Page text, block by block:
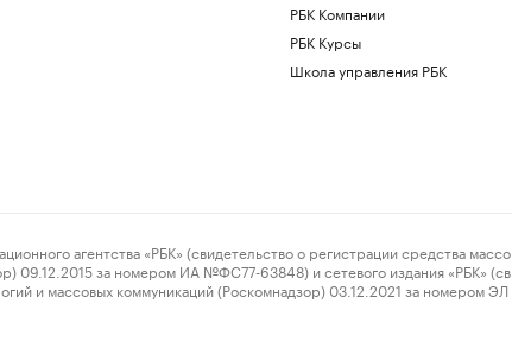
РБК Компании
РБК Курсы
Школа управления РБК
агентства «РБК» (свидетельство о регистрации средства
за номером ИА №ФС77-63848) и сетевого издания «РБК»
и массовых коммуникаций (Роскомнадзор) 03.12.2021 за номером